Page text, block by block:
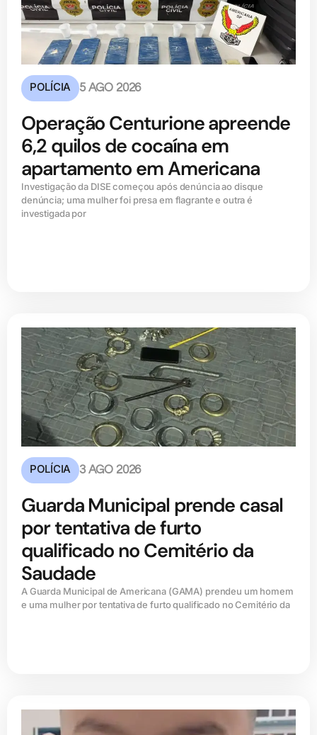
POLÍCIA 5 AGO 2026
Operação Centurione apreende
6,2 quilos de cocaína em
apartamento em Americana
Investigação da DISE começou após denúncia ao disque
denúncia; uma mulher foi presa em flagrante e outra é
investigada por
POLÍCIA 3 AGO 2026
Guarda Municipal prende casal
por tentativa de furto
qualificado no Cemitério da
Saudade
A Guarda Municipal de Americana (GAMA) prendeu um homem
e uma mulher por tentativa de furto qualificado no Cemitério da